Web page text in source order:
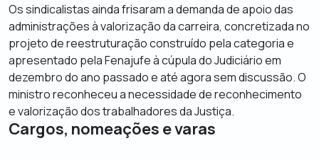
Os sindicalistas ainda frisaram a demanda de apoio das
administrações à valorização da carreira, concretizada no
projeto de reestruturação construído pela categoria e
apresentado pela Fenajufe à cúpula do Judiciário em
dezembro do ano passado e até agora sem discussão. O
ministro reconheceu a necessidade de reconhecimento
e valorização dos trabalhadores da Justiça.
Cargos, nomeações e varas